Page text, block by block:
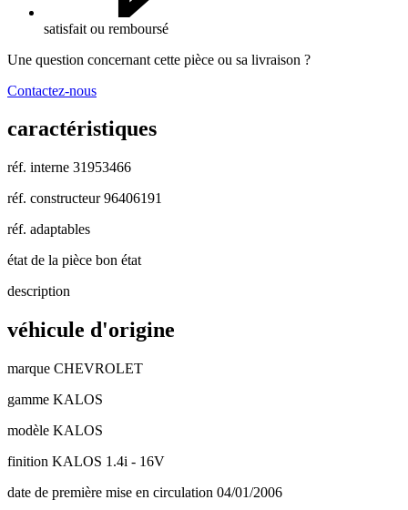
satisfait ou remboursé
Une question concernant cette pièce ou sa livraison ?
Contactez-nous
caractéristiques
réf. interne 31953466
réf. constructeur 96406191
réf. adaptables
état de la pièce bon état
description
véhicule d'origine
marque CHEVROLET
gamme KALOS
modèle KALOS
finition KALOS 1.4i - 16V
date de première mise en circulation 04/01/2006